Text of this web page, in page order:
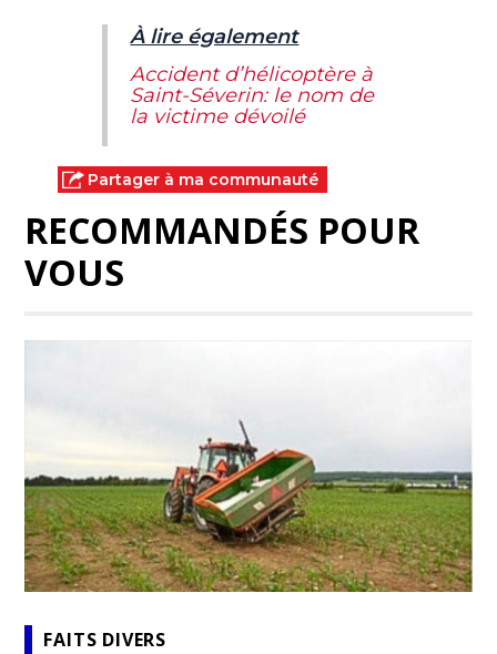
À lire également
Accident d’hélicoptère à
Saint-Séverin: le nom de
la victime dévoilé
Partager à ma communauté
RECOMMANDÉS POUR
VOUS
FAITS DIVERS